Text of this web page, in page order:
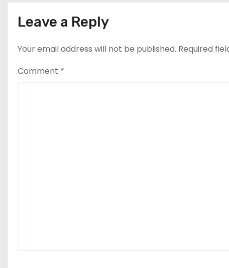
Leave a Reply
Your email address will not be published. Required
Comment *